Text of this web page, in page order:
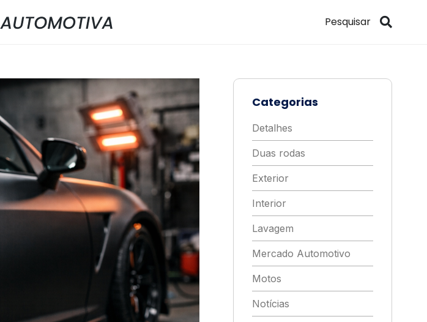
Categorias
Detalhes
Duas rodas
Exterior
Interior
Lavagem
Mercado Automotivo
Motos
Notícias